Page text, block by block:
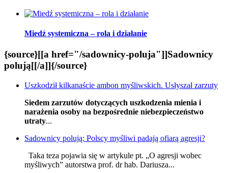
Miedź systemiczna – rola i działanie
{source}[[a href="/sadownicy-poluja"]]Sadownicy
polują[[/a]]{/source}
Uszkodził kilkanaście ambon myśliwskich. Usłyszał zarzuty
Siedem zarzutów dotyczących uszkodzenia mienia i
narażenia osoby na bezpośrednie niebezpieczeństwo
utraty...
Sadownicy polują: Polscy myśliwi padają ofiarą agresji?
Taka teza pojawia się w artykule pt. „O agresji wobec
myśliwych” autorstwa prof. dr hab. Dariusza...